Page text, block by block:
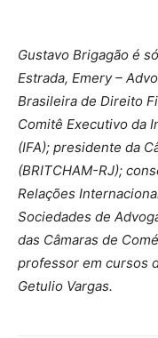
Gustavo Brigagão é
Estrada, Emery –
Brasileira de Direito
Comitê Executivo da
(IFA); presidente da
(BRITCHAM-RJ);
Relações
Sociedades de
das Câmaras de
professor em cursos
Getulio Vargas.